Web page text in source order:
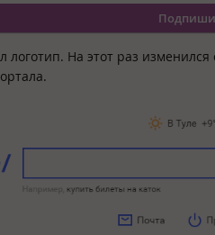
логотип. На этот раз